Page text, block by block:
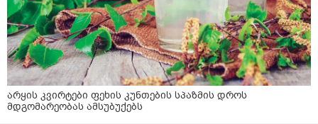
არყის კვირტები ფეხის კუნთების სპაზმის დროს
მდგომარეობას ამსუბუქებს